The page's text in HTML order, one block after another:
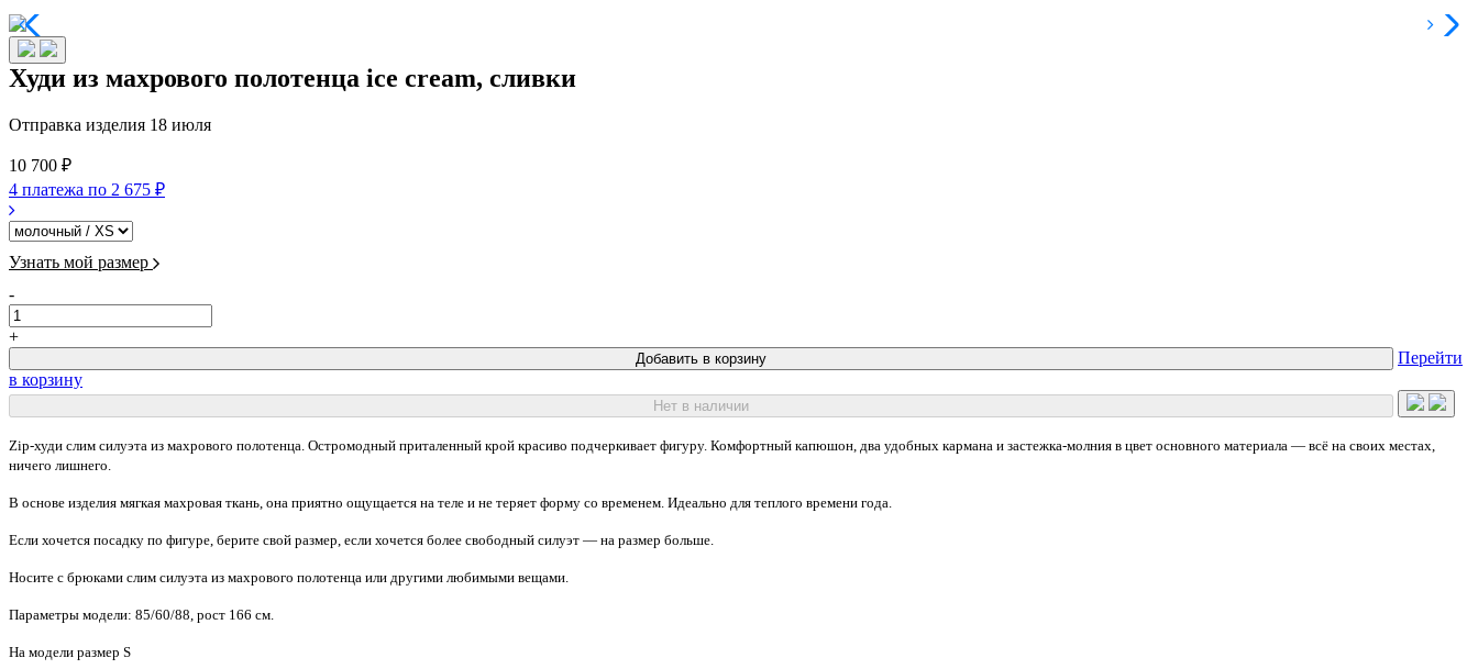
Худи из махрового полотенца ice cream, сливки
Отправка изделия 18 июля
10 700 ₽
4 платежа по 2 675 ₽
Узнать мой размер
-
+
Добавить в корзину
Перейти
в корзину
Нет в наличии
Zip-худи слим силуэта из махрового полотенца. Остромодный приталенный крой красиво подчеркивает фигуру. Комфортный капюшон, два удобных кармана и застежка-молния в цвет основного материала — всё на своих местах,
ничего лишнего.
В основе изделия мягкая махровая ткань, она приятно ощущается на теле и не теряет форму со временем. Идеально для теплого времени года.
Если хочется посадку по фигуре, берите свой размер, если хочется более свободный силуэт — на размер больше.
Носите с брюками слим силуэта из махрового полотенца или другими любимыми вещами.
Параметры модели: 85/60/88, рост 166 см.
На модели размер S